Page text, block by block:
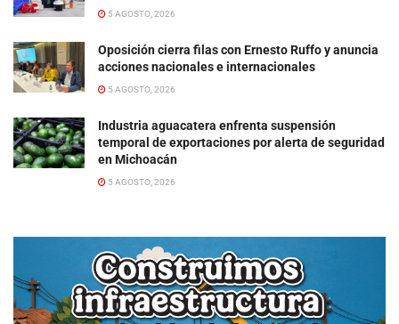
5 AGOSTO, 2026
Oposición cierra filas con Ernesto Ruffo y anuncia
acciones nacionales e internacionales
5 AGOSTO, 2026
Industria aguacatera enfrenta suspensión
temporal de exportaciones por alerta de seguridad
en Michoacán
5 AGOSTO, 2026